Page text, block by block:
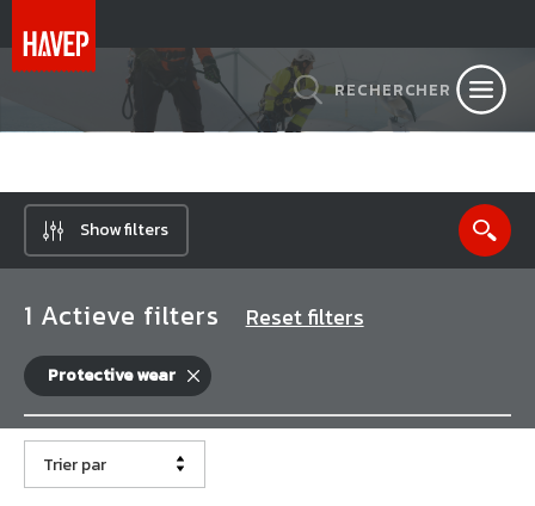
RECHERCHER
Show filters
1 Actieve filters Reset filters
Protective wear
Trier par